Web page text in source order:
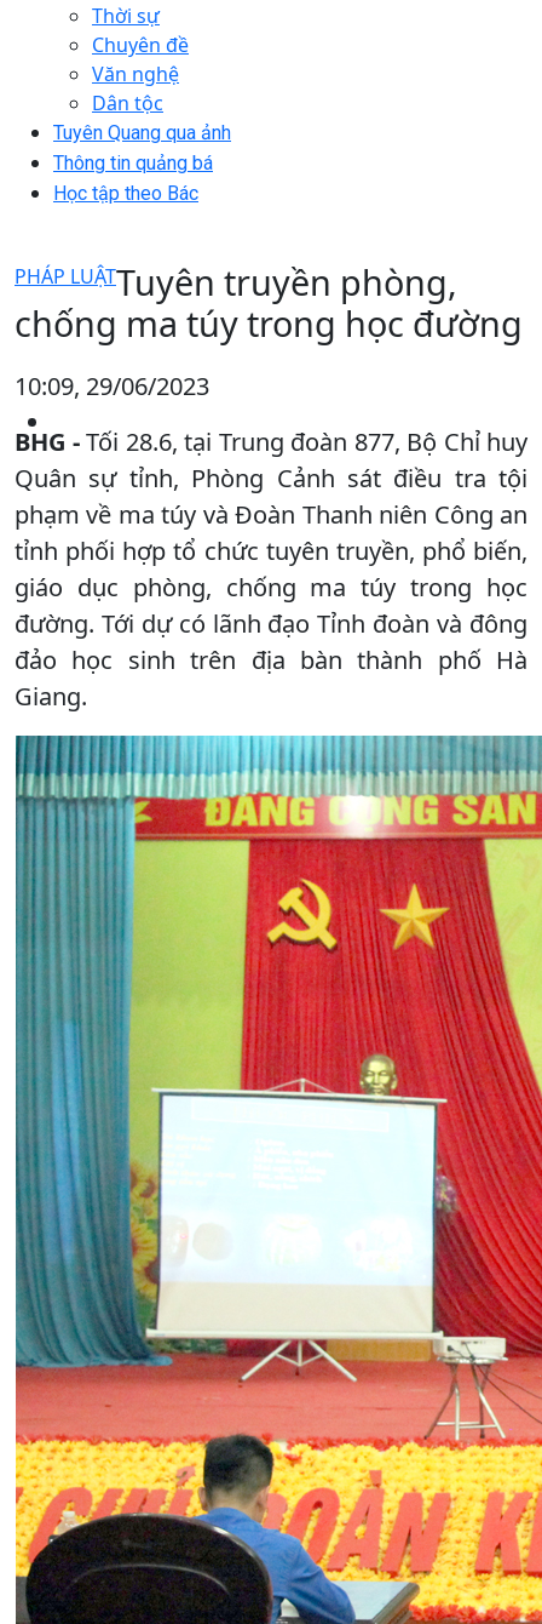
Thời sự
Chuyên đề
Văn nghệ
Dân tộc
Tuyên Quang qua ảnh
Thông tin quảng bá
Học tập theo Bác
PHÁP LUẬTTuyên truyền phòng,
chống ma túy trong học đường
10:09, 29/06/2023
BHG -Tối 28.6, tại Trung đoàn 877, Bộ Chỉ huy
Quân sự tỉnh, Phòng Cảnh sát điều tra tội
phạm về ma túy và Đoàn Thanh niên Công an
tỉnh phối hợp tổ chức tuyên truyền, phổ biến,
giáo dục phòng, chống ma túy trong học
đường. Tới dự có lãnh đạo Tỉnh đoàn và đông
đảo học sinh trên địa bàn thành phố Hà
Giang.